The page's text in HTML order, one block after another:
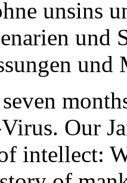
unsins
und
und
Our
intellect: